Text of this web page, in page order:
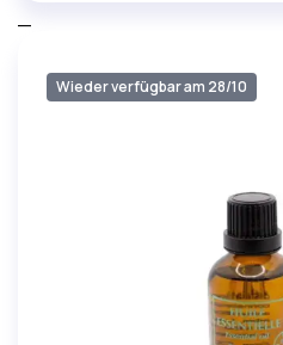
Wieder verfügbar am 28/10